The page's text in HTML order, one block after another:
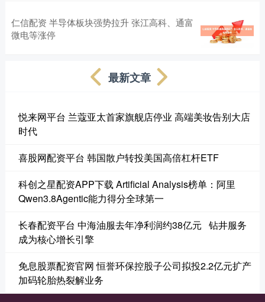
仁信配资 半导体板块强势拉升 张江高科、通富
微电等涨停
最新文章
悦来网平台 兰蔻亚太首家旗舰店停业 高端美妆告别大店
时代
喜股网配资平台 韩国散户转投美国高倍杠杆ETF
科创之星配资APP下载 Artificial Analysis榜单：阿里
Qwen3.8Agentic能力得分全球第一
长春配资平台 中海油服去年净利润约38亿元 钻井服务
成为核心增长引擎
免息股票配资官网 恒誉环保控股子公司拟投2.2亿元扩产
加码轮胎热裂解业务